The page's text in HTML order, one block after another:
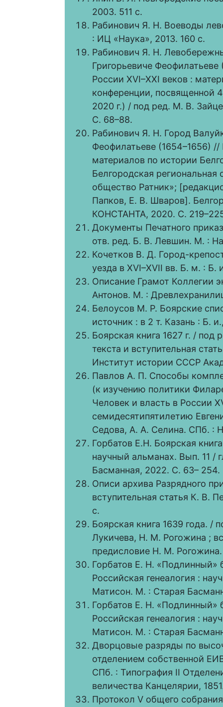
2003. 511 с.
Рабинович Я. Н. Воеводы
: ИЦ «Наука», 2013. 160 с.
Рабинович Я. Н.
Григорьевиче
России XVI–XXI веков :
конференции, посвященной
2020 г.) / под ред. М. В.
С. 68–88.
Рабинович Я. Н. Город
Феофилатьеве (1654–1656) //
материалов по истории
Белгородская
общество Ратник»;
Папков, Е. В. Шваров].
КОНСТАНТА, 2020. С.
Документы Печатного
отв. ред. Б. В. Левшин. М. :
Кочетков В. Д. Город-
уезда в XVI–XVII вв. Б. м. : Б.
Описание Грамот Коллегии
Антонов. М. :
Белоусов М. Р. Боярские
источник : в 2 т. Казань : Б.
Боярская книга 1627 г. / под
текста и вступительная
Институт истории СССР
Павлов А. П. Способы
(к изучению политики
Человек и власть в России
семидесятипятилетию
Седова, А. А. Селина. СПб. :
Горбатов Е.Н. Боярская
научный альманах. Вып. 11 /
Басманная, 2022. С. 63– 254.
Описи архива Разрядного
вступительная статья К. В.
с.
Боярская книга 1639 года. /
Лукичева, Н. М. Рогожина ;
предисловие Н. М.
Горбатов Е. Н. «Подлинный»
Российская генеалогия :
Матисон. М. : Старая
Горбатов Е. Н. «Подлинный»
Российская генеалогия :
Матисон. М. : Старая
Дворцовые разряды по
отделением собственной
СПб. : Типография II
величества Канцелярии,
Протокол V общего